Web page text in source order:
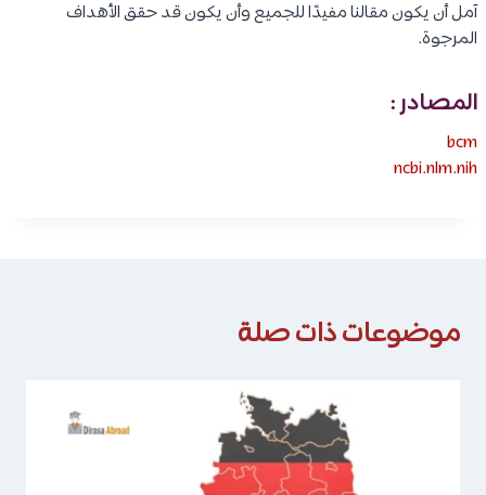
آمل أن يكون مقالنا مفيدًا للجميع وأن يكون قد حقق الأهداف
المرجوة.
المصادر :
bcm
ncbi.nlm.nih
موضوعات ذات صلة